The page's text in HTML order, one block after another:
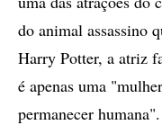
do animal assassino
Harry Potter, a atriz
é apenas uma
permanecer humana".